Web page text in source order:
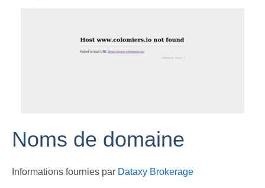
Noms de domaine
Informations fournies par Dataxy Brokerage